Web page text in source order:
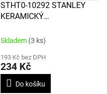
STHT0-10292 STANLEY
KERAMICKÝ
KARTONY A OBALY
Skladem (3 ks)
193 Kč bez DPH
234 Kč
Do košíku